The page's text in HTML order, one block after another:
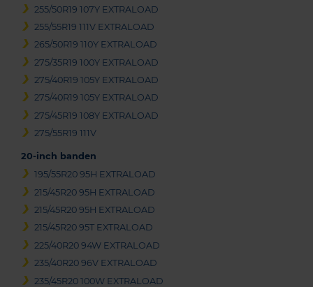
255/50R19 107Y EXTRALOAD
255/55R19 111V EXTRALOAD
265/50R19 110Y EXTRALOAD
275/35R19 100Y EXTRALOAD
275/40R19 105Y EXTRALOAD
275/40R19 105Y EXTRALOAD
275/45R19 108Y EXTRALOAD
275/55R19 111V
20-inch banden
195/55R20 95H EXTRALOAD
215/45R20 95H EXTRALOAD
215/45R20 95H EXTRALOAD
215/45R20 95T EXTRALOAD
225/40R20 94W EXTRALOAD
235/40R20 96V EXTRALOAD
235/45R20 100W EXTRALOAD